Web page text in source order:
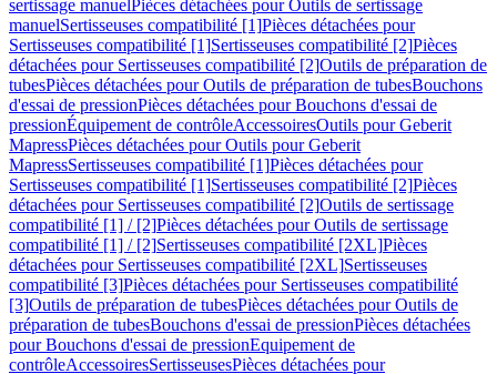
sertissage manuelPièces détachées pour Outils de sertissage
manuelSertisseuses compatibilité [1]Pièces détachées pour
Sertisseuses compatibilité [1]Sertisseuses compatibilité [2]Pièces
détachées pour Sertisseuses compatibilité [2]Outils de préparation de
tubesPièces détachées pour Outils de préparation de tubesBouchons
d'essai de pressionPièces détachées pour Bouchons d'essai de
pressionÉquipement de contrôleAccessoiresOutils pour Geberit
MapressPièces détachées pour Outils pour Geberit
MapressSertisseuses compatibilité [1]Pièces détachées pour
Sertisseuses compatibilité [1]Sertisseuses compatibilité [2]Pièces
détachées pour Sertisseuses compatibilité [2]Outils de sertissage
compatibilité [1] / [2]Pièces détachées pour Outils de sertissage
compatibilité [1] / [2]Sertisseuses compatibilité [2XL]Pièces
détachées pour Sertisseuses compatibilité [2XL]Sertisseuses
compatibilité [3]Pièces détachées pour Sertisseuses compatibilité
[3]Outils de préparation de tubesPièces détachées pour Outils de
préparation de tubesBouchons d'essai de pressionPièces détachées
pour Bouchons d'essai de pressionEquipement de
contrôleAccessoiresSertisseusesPièces détachées pour